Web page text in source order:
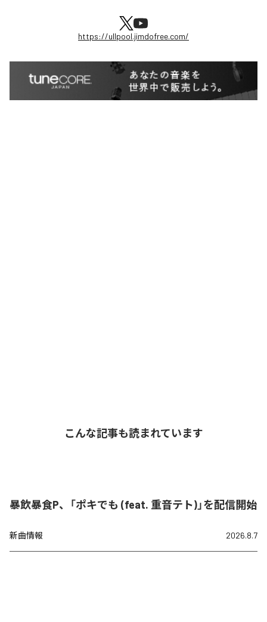
https://ullpool.jimdofree.com/
こんな記事も読まれています
暴飲暴食P、「ポキでも (feat. 重音テト)」を配信開始
新曲情報 2026.8.7